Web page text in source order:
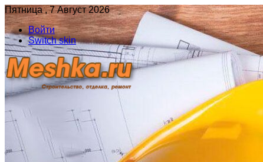
Пятница , 7 Август 2026
Войти
Switch skin